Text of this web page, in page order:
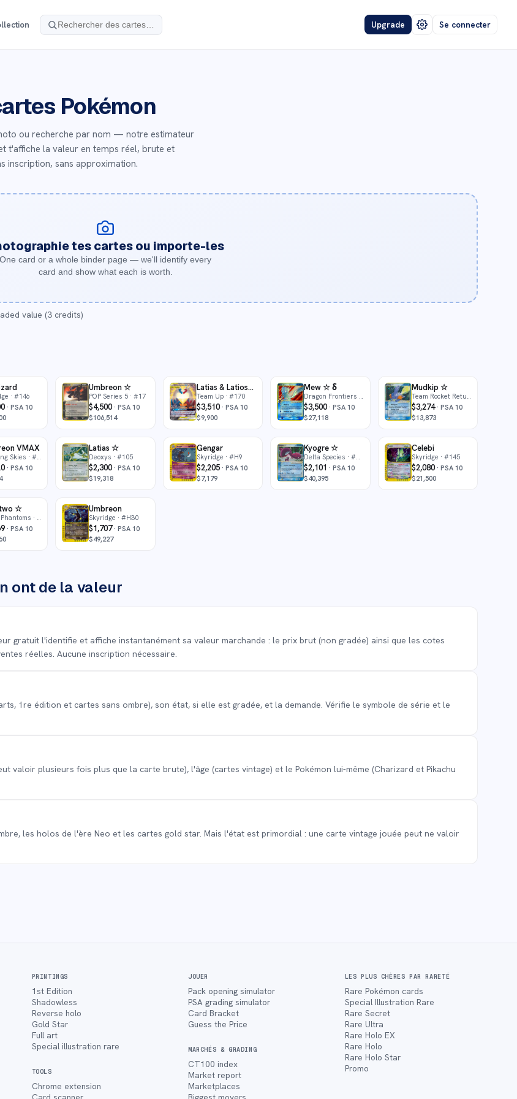
Upgrade Se connecter
Pokémon
ou recherche par nom — notre estimateur
t'affiche la valeur en temps réel, brute et
inscription, sans approximation.
tes cartes ou importe-les
One card or a whole binder page — we'll identify every
card and show what each is worth.
value (3 credits)
· #146
· PSA 10
Umbreon ☆
POP Series 5 · #17
$4,500·PSA 10
$106,514
Latias & Latios-GX
Team Up· #170
$3,510· PSA 10
$9,900
Mew ☆ δ
Dragon Frontiers
$3,500·PSA 10
$27,118
Mudkip ☆
Team Rocket Returns
$3,274· PSA 10
$13,873
VMAX
Skies · #215
· PSA 10
Latias ☆
Deoxys · #105
$2,300·PSA 10
$19,318
Gengar
Skyridge · #H9
$2,205· PSA 10
$7,179
Kyogre ☆
Delta Species · #112
$2,101 ·PSA 10
$40,395
Celebi
Skyridge · #145
$2,080· PSA 10
$21,500
☆
· #103
· PSA 10
Umbreon
Skyridge · #H30
$1,707·PSA 10
$49,227
ont de la valeur
gratuit l'identifie et affiche instantanément sa valeur marchande : le prix brut (non gradée) ainsi que les cotes
réelles. Aucune inscription nécessaire.
1re édition et cartes sans ombre), son état, si elle est gradée, et la demande. Vérifie le symbole de série et le
valoir plusieurs fois plus que la carte brute), l'âge (cartes vintage) et le Pokémon lui-même (Charizard et Pikachu
les holos de l'ère Neo et les cartes gold star. Mais l'état est primordial : une carte vintage jouée peut ne valoir
PRINTINGS
1st Edition
Shadowless
Reverse holo
Gold Star
Full art
Special illustration rare
TOOLS
Chrome extension
JOUER
Pack opening simulator
PSA grading simulator
Card Bracket
Guess the Price
MARCHÉS & GRADING
CT100 index
Market report
Marketplaces
LES PLUS CHÈRES PAR RARETÉ
Rare Pokémon cards
Special Illustration Rare
Rare Secret
Rare Ultra
Rare Holo EX
Rare Holo
Rare Holo Star
Promo